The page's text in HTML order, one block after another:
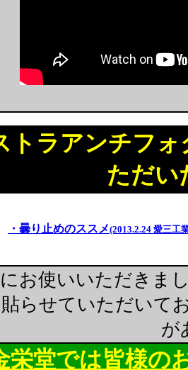
トラアンチフ
ただい
・曇り止めのススメ(2013.2.24 愛三工
お使いいただきま
らせていただいて
が
栄堂では皆様の